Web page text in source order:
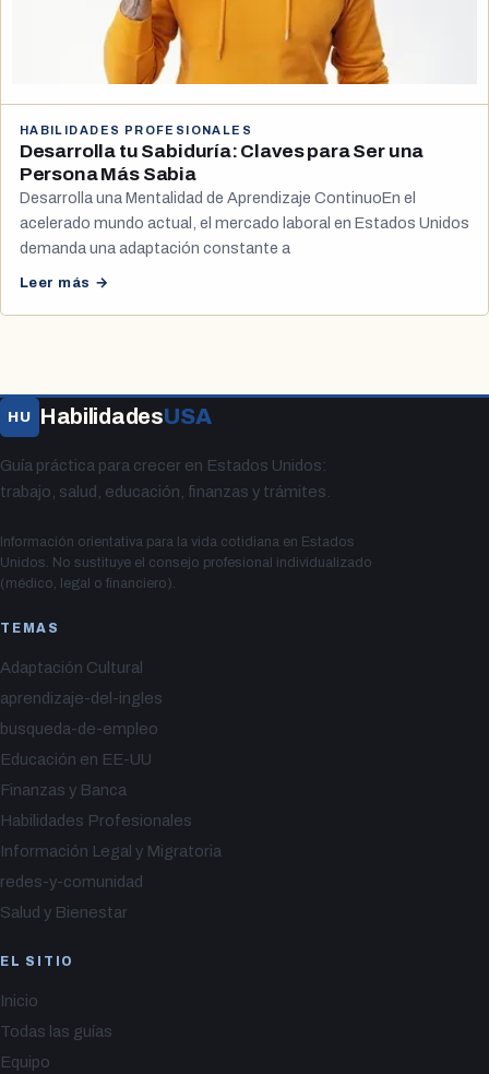
HABILIDADES PROFESIONALES
Desarrolla tu Sabiduría: Claves para Ser una
Persona Más Sabia
Desarrolla una Mentalidad de Aprendizaje ContinuoEn el
acelerado mundo actual, el mercado laboral en Estados Unidos
demanda una adaptación constante a
Leer más →
HU HabilidadesUSA
Guía práctica para crecer en Estados Unidos:
trabajo, salud, educación, finanzas y trámites.
Información orientativa para la vida cotidiana en Estados
Unidos. No sustituye el consejo profesional individualizado
(médico, legal o financiero).
TEMAS
Adaptación Cultural
aprendizaje-del-ingles
busqueda-de-empleo
Educación en EE-UU
Finanzas y Banca
Habilidades Profesionales
Información Legal y Migratoria
redes-y-comunidad
Salud y Bienestar
EL SITIO
Inicio
Todas las guías
Equipo